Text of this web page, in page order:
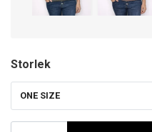
Storlek
ONE SIZE